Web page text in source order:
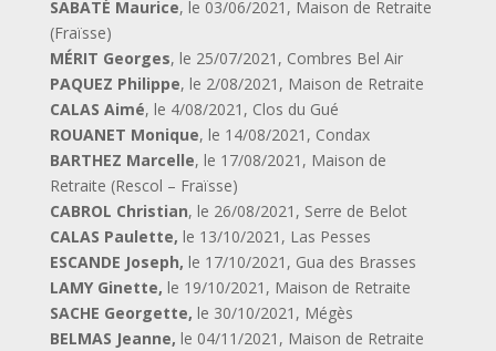
SABATÉ Maurice, le 03/06/2021, Maison de Retraite
(Fraïsse)
MÉRIT Georges, le 25/07/2021, Combres Bel Air
PAQUEZ Philippe, le 2/08/2021, Maison de Retraite
CALAS Aimé, le 4/08/2021, Clos du Gué
ROUANET Monique, le 14/08/2021, Condax
BARTHEZ Marcelle, le 17/08/2021, Maison de
Retraite (Rescol – Fraïsse)
CABROL Christian, le 26/08/2021, Serre de Belot
CALAS Paulette, le 13/10/2021, Las Pesses
ESCANDE Joseph, le 17/10/2021, Gua des Brasses
LAMY Ginette, le 19/10/2021, Maison de Retraite
SACHE Georgette, le 30/10/2021, Mégès
BELMAS Jeanne, le 04/11/2021, Maison de Retraite